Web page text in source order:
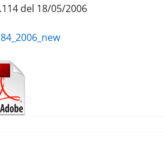
del 18/05/2006